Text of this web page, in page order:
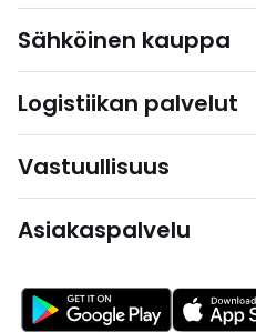
Sähköinen kauppa
Logistiikan palvelut
Vastuullisuus
Asiakaspalvelu